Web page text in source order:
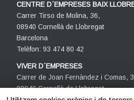
CENTRE D´EMPRESES BAIX
Carrer Tirso de Molina, 36,
08940 Cornellà de Llobregat
Barcelona
Telèfon: 93 474 80 42
VIVER D´EMPRESES
Carrer de Joan Fernàndez i Comas,
08940 Cornellà de Llobregat